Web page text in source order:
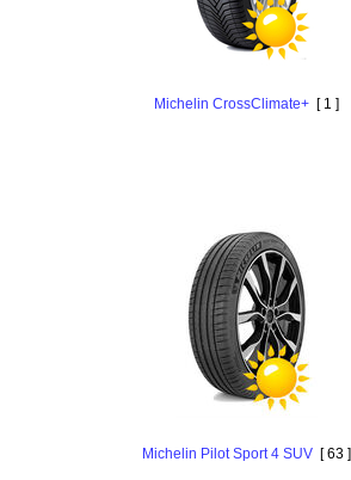
Michelin CrossClimate+[ 1 ]
Michelin Pilot Sport 4 SUV[ 63 ]